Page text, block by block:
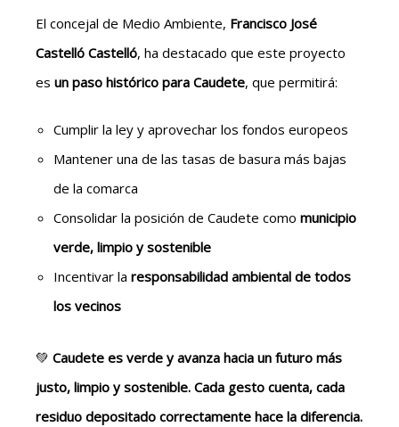
El concejal de Medio Ambiente, Francisco José
Castelló Castelló, ha destacado que este proyecto
es un paso histórico para Caudete, que permitirá:
Cumplir la ley y aprovechar los fondos europeos
Mantener una de las tasas de basura más bajas
de la comarca
Consolidar la posición de Caudete como municipio
verde, limpio y sostenible
Incentivar la responsabilidad ambiental de todos
los vecinos
💚 Caudete es verde yavanza hacia un futuro más
justo, limpio y sostenible. Cada gesto cuenta, cada
residuo depositado correctamente hace la diferencia.